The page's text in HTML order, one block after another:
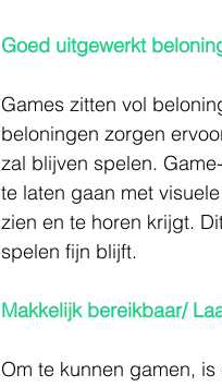
Goed uitgewerkt
Games zitten vol
beloningen zorgen
zal blijven spelen.
te laten gaan met
zien en te horen krijgt.
spelen fijn blijft.
Makkelijk bereikbaar/
Om te kunnen gamen,